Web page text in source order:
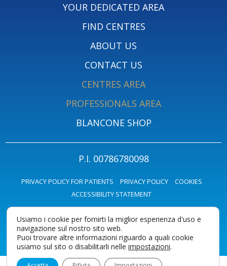
YOUR DEDICATED AREA
FIND CENTRES
ABOUT US
CONTACT US
CENTRES AREA
PROFESSIONALS AREA
BLANCONE SHOP
P.I. 00786780098
PRIVACY POLICY FOR PATIENTS PRIVACY POLICY
COOKIES
ACCESSIBILITY STATEMENT
Usiamo i cookie per fornirti la miglior esperienza d'uso e
navigazione sul nostro sito web.
Puoi trovare altre informazioni riguardo a quali cookie
usiamo sul sito o disabilitarli nelle impostazioni.